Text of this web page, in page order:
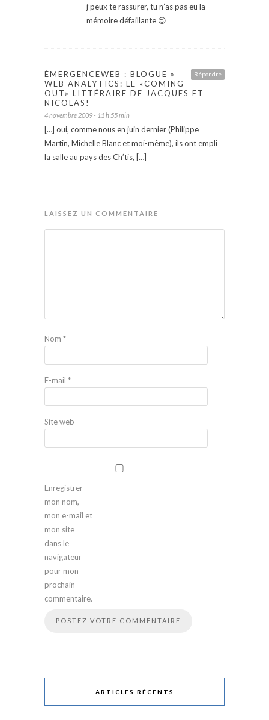
j’peux te rassurer, tu n’as pas eu la
mémoire défaillante 😉
Répondre
ÉMERGENCEWEB : BLOGUE »
WEB ANALYTICS: LE «COMING
OUT» LITTÉRAIRE DE JACQUES ET
NICOLAS!
4 novembre 2009 - 11 h 55 min
[…] oui, comme nous en juin dernier (Philippe
Martin, Michelle Blanc et moi-même), ils ont empli
la salle au pays des Ch’tis, […]
LAISSEZ UN COMMENTAIRE
Nom *
E-mail *
Site web
Enregistrer
mon nom,
mon e-mail et
mon site
dans le
navigateur
pour mon
prochain
commentaire.
ARTICLES RÉCENTS